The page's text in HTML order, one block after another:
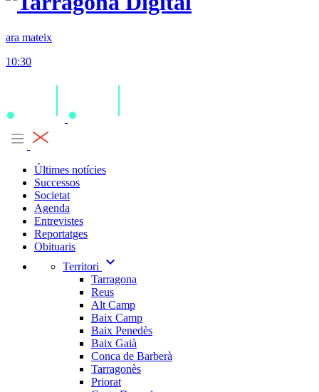
ara mateix
10:30
Últimes notícies
Successos
Societat
Agenda
Entrevistes
Reportatges
Obituaris
Territori
expand_more
Tarragona
Reus
Alt Camp
Baix Camp
Baix Penedès
Baix Gaià
Conca de Barberà
Tarragonès
Priorat